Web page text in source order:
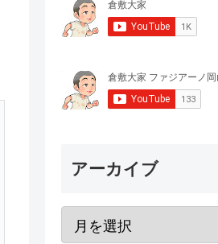
アーカイブ